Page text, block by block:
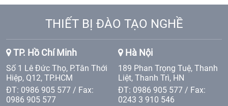
THIẾT BỊ ĐÀO TẠO NGHỀ
TP. Hồ Chí Minh
Số 1 Lê Đức Thọ, P.Tân Thới
Hiệp, Q12, TP.HCM
ĐT: 0986 905 577 / Fax:
0986 905 577
Hà Nội
189 Phan Trọng Tuệ, Thanh
Liệt, Thanh Trì, HN
ĐT: 0986 905 577 / Fax:
0243 3 910 546